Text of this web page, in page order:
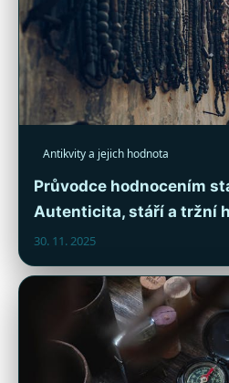
Antikvity a jejich hodnota
Průvodce hodnocením
Autenticita, stáří a tržní
30. 11. 2025